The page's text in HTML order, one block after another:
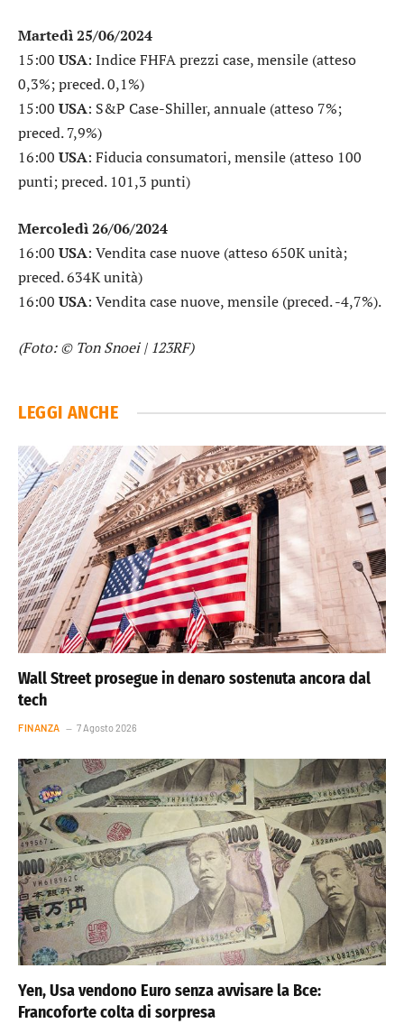
Martedì 25/06/2024
15:00 USA: Indice FHFA prezzi case, mensile (atteso
0,3%; preced. 0,1%)
15:00 USA: S&P Case-Shiller, annuale (atteso 7%;
preced. 7,9%)
16:00 USA: Fiducia consumatori, mensile (atteso 100
punti; preced. 101,3 punti)
Mercoledì 26/06/2024
16:00 USA: Vendita case nuove (atteso 650K unità;
preced. 634K unità)
16:00 USA: Vendita case nuove, mensile (preced. -4,7%).
(Foto: © Ton Snoei | 123RF)
LEGGI ANCHE
Wall Street prosegue in denaro sostenuta ancora dal
tech
FINANZA 7 Agosto 2026
Yen, Usa vendono Euro senza avvisare la Bce:
Francoforte colta di sorpresa